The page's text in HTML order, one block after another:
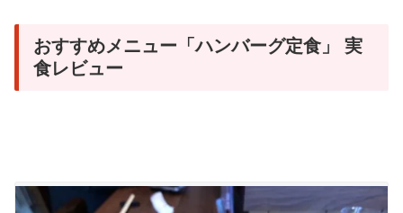
おすすめメニュー「ハンバーグ定食」 実
食レビュー